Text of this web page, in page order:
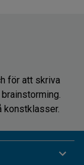
för att skriva
konstklasser.